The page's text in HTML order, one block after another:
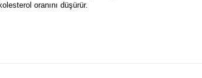
oranını düşürür.